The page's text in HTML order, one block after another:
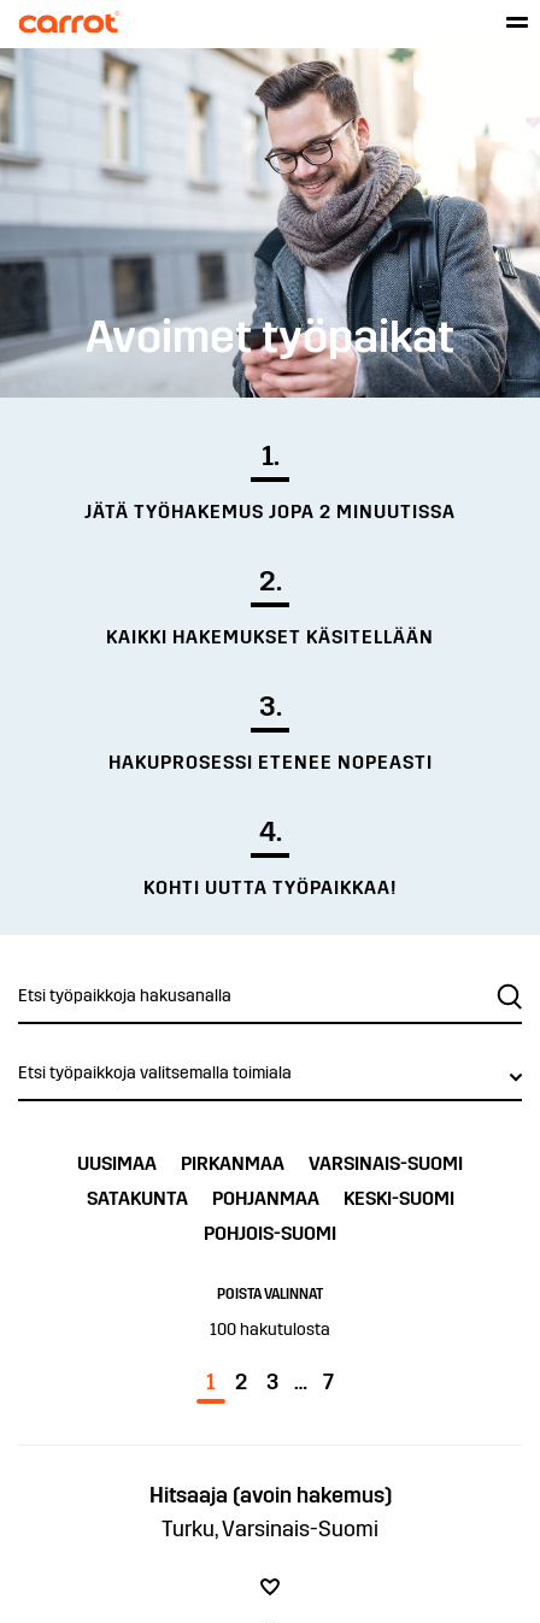
Avoimet työpaikat
1.
JÄTÄ TYÖHAKEMUS JOPA 2 MINUUTISSA
2.
KAIKKI HAKEMUKSET KÄSITELLÄÄN
3.
HAKUPROSESSI ETENEE NOPEASTI
4.
KOHTI UUTTA TYÖPAIKKAA!
Etsi työpaikkoja valitsemalla toimiala
UUSIMAA PIRKANMAA
VARSINAIS-SUOMI
SATAKUNTA
POHJANMAA
KESKI-SUOMI
POHJOIS-SUOMI
POISTA VALINNAT
100hakutulosta
1 2 3 … 7
Hitsaaja (avoin hakemus)
Turku, Varsinais-Suomi